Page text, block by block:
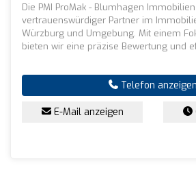
Die PMI ProMak - Blumhagen
vertrauenswürdiger Partner im
Würzburg und Umgebung. Mit einem
bieten wir eine präzise Bewertung und
Telefon anzeigen
E-Mail anzeigen